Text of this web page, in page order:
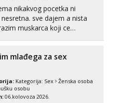
677 - Kod: #106
min
677- Kod: #135
min
me kada se oslobodi
nikakvog pocetka ni
sve dajem a nista
muskarca koji ce
jako pale,obozavam kad
mlađega za sex
Kategorija: Sex
Ženska osoba
osobu
06.kolovoza 2026.